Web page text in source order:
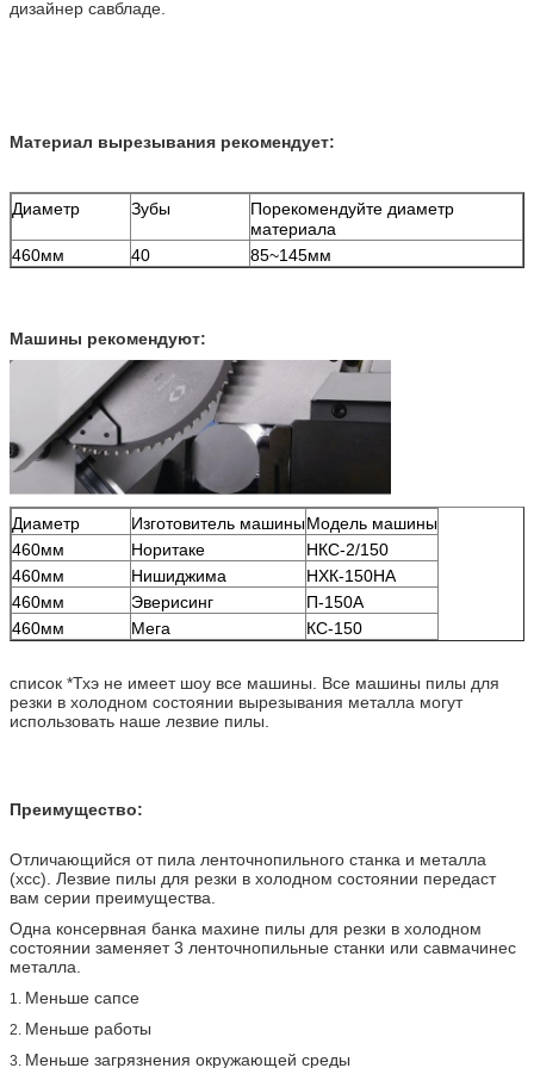
дизайнер савбладе.
Материал вырезывания рекомендует:
Диаметр Зубы
Порекомендуйте диаметр
материала
460мм
40 85~145мм
Машины рекомендуют:
Диаметр Изготовитель машиныМодель машины
460мм
Норитаке
НКС-2/150
460мм
Нишиджима
НХК-150НА
460мм
Эверисинг
П-150А
460мм
Мега КС-150
список *Тхэ не имеет шоу все машины. Все машины пилы для
резки в холодном состоянии вырезывания металла могут
использовать наше лезвие пилы.
Преимущество:
Отличающийся от пила ленточнопильного станка и металла
(хсс). Лезвие пилы для резки в холодном состоянии передаст
вам серии преимущества.
Одна консервная банка махине пилы для резки в холодном
состоянии заменяет 3 ленточнопильные станки или савмачинес
металла.
1. Меньше сапсе
2. Меньше работы
3. Меньше загрязнения окружающей среды